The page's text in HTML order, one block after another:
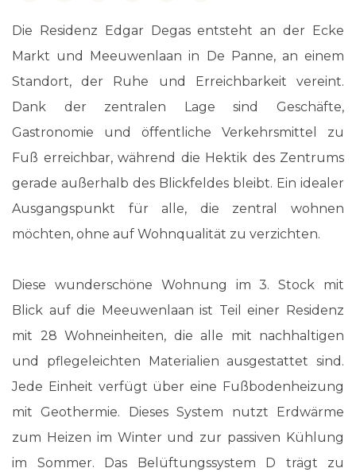
Die Residenz Edgar Degas entsteht an der Ecke
Markt und Meeuwenlaan in De Panne, an einem
Standort, der Ruhe und Erreichbarkeit vereint.
Dank der zentralen Lage sind Geschäfte,
Gastronomie und öffentliche Verkehrsmittel zu
Fuß erreichbar, während die Hektik des Zentrums
gerade außerhalb des Blickfeldes bleibt. Ein idealer
Ausgangspunkt für alle, die zentral wohnen
möchten, ohne auf Wohnqualität zu verzichten.
Diese wunderschöne Wohnung im 3. Stock mit
Blick auf die Meeuwenlaan ist Teil einer Residenz
mit 28 Wohneinheiten, die alle mit nachhaltigen
und pflegeleichten Materialien ausgestattet sind.
Jede Einheit verfügt über eine Fußbodenheizung
mit Geothermie. Dieses System nutzt Erdwärme
zum Heizen im Winter und zur passiven Kühlung
im Sommer. Das Belüftungssystem D trägt zu